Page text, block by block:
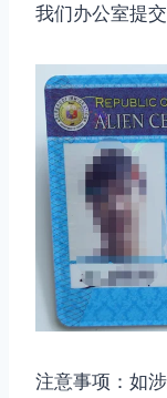
我们办公室提交
注意事项：如